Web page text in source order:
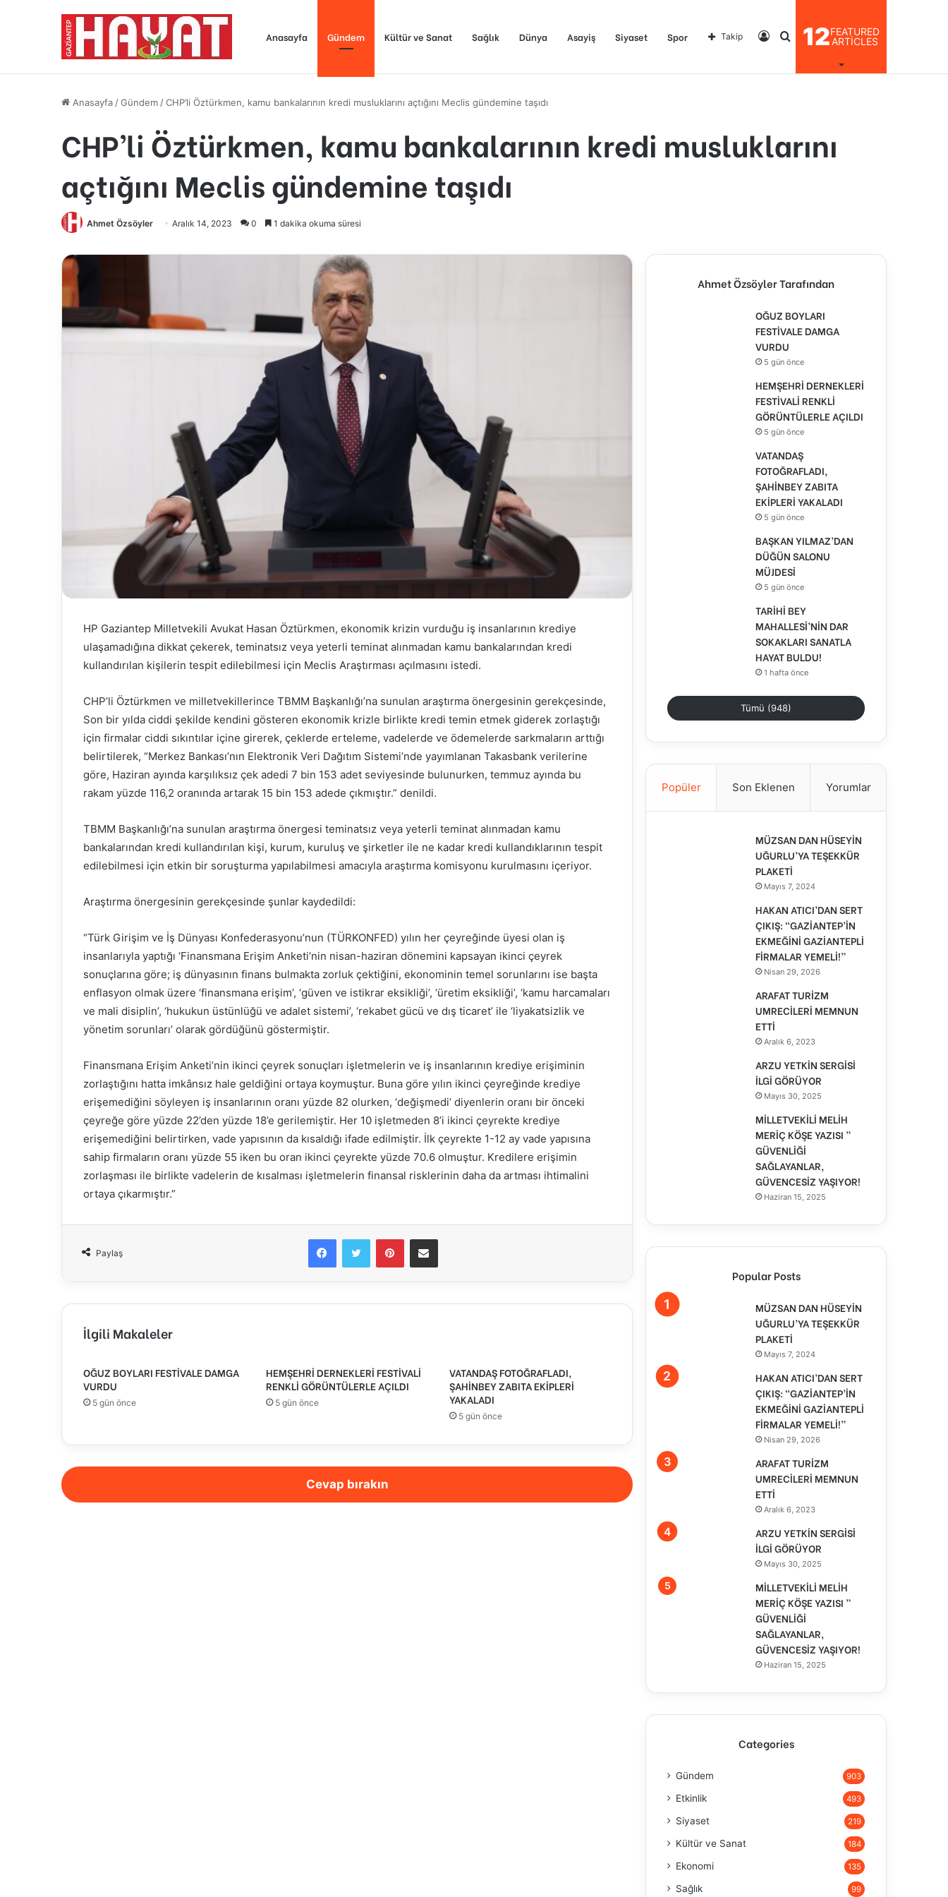
Anasayfa Gündem Kültür ve Sanat Sağlık Dünya Asayiş Siyaset Spor 12FEATURED
ARTICLES
Arama
Kayıt
Takip
Anasayfa /Gündem /CHP’li Öztürkmen, kamu bankalarının kredi musluklarını açtığını Meclis gündemine taşıdı
CHP’li Öztürkmen, kamu bankalarının kredi musluklarını
açtığını Meclis gündemine taşıdı
Ahmet Özsöyler Aralık 14, 2023 0 1 dakika okuma süresi
HP Gaziantep Milletvekili Avukat Hasan Öztürkmen, ekonomik krizin vurduğu iş insanlarının krediye
ulaşamadığına dikkat çekerek, teminatsız veya yeterli teminat alınmadan kamu bankalarından kredi
kullandırılan kişilerin tespit edilebilmesi için Meclis Araştırması açılmasını istedi.
CHP’li Öztürkmen ve milletvekillerince TBMM Başkanlığı’na sunulan araştırma önergesinin gerekçesinde,
Son bir yılda ciddi şekilde kendini gösteren ekonomik krizle birlikte kredi temin etmek giderek zorlaştığı
için firmalar ciddi sıkıntılar içine girerek, çeklerde erteleme, vadelerde ve ödemelerde sarkmaların arttığı
belirtilerek, “Merkez Bankası’nın Elektronik Veri Dağıtım Sistemi’nde yayımlanan Takasbank verilerine
göre, Haziran ayında karşılıksız çek adedi 7 bin 153 adet seviyesinde bulunurken, temmuz ayında bu
rakam yüzde 116,2 oranında artarak 15 bin 153 adede çıkmıştır.” denildi.
TBMM Başkanlığı’na sunulan araştırma önergesi teminatsız veya yeterli teminat alınmadan kamu
bankalarından kredi kullandırılan kişi, kurum, kuruluş ve şirketler ile ne kadar kredi kullandıklarının tespit
edilebilmesi için etkin bir soruşturma yapılabilmesi amacıyla araştırma komisyonu kurulmasını içeriyor.
Araştırma önergesinin gerekçesinde şunlar kaydedildi:
“Türk Girişim ve İş Dünyası Konfederasyonu’nun (TÜRKONFED) yılın her çeyreğinde üyesi olan iş
insanlarıyla yaptığı ‘Finansmana Erişim Anketi’nin nisan-haziran dönemini kapsayan ikinci çeyrek
sonuçlarına göre; iş dünyasının finans bulmakta zorluk çektiğini, ekonominin temel sorunlarını ise başta
enflasyon olmak üzere ‘finansmana erişim’, ‘güven ve istikrar eksikliği’, ‘üretim eksikliği’, ‘kamu harcamaları
ve mali disiplin’, ‘hukukun üstünlüğü ve adalet sistemi’, ‘rekabet gücü ve dış ticaret’ ile ‘liyakatsizlik ve
yönetim sorunları’ olarak gördüğünü göstermiştir.
Finansmana Erişim Anketi’nin ikinci çeyrek sonuçları işletmelerin ve iş insanlarının krediye erişiminin
zorlaştığını hatta imkânsız hale geldiğini ortaya koymuştur. Buna göre yılın ikinci çeyreğinde krediye
erişemediğini söyleyen iş insanlarının oranı yüzde 82 olurken, ‘değişmedi’ diyenlerin oranı bir önceki
çeyreğe göre yüzde 22’den yüzde 18’e gerilemiştir. Her 10 işletmeden 8’i ikinci çeyrekte krediye
erişemediğini belirtirken, vade yapısının da kısaldığı ifade edilmiştir. İlk çeyrekte 1-12 ay vade yapısına
sahip firmaların oranı yüzde 55 iken bu oran ikinci çeyrekte yüzde 70.6 olmuştur. Kredilere erişimin
zorlaşması ile birlikte vadelerin de kısalması işletmelerin finansal risklerinin daha da artması ihtimalini
ortaya çıkarmıştır.”
Paylaş
FacebookTwitter PinterestE-Posta ile paylaş
İlgili Makaleler
OĞUZ BOYLARI FESTİVALE DAMGA
VURDU
5 gün önce
HEMŞEHRİ DERNEKLERİ FESTİVALİ
RENKLİ GÖRÜNTÜLERLE AÇILDI
5 gün önce
VATANDAŞ FOTOĞRAFLADI,
ŞAHİNBEY ZABITA EKİPLERİ
YAKALADI
5 gün önce
Cevap bırakın
Ahmet Özsöyler Tarafından
OĞUZ BOYLARI
FESTİVALE DAMGA
VURDU
5 gün önce
HEMŞEHRİ DERNEKLERİ
FESTİVALİ RENKLİ
GÖRÜNTÜLERLE AÇILDI
5 gün önce
VATANDAŞ
FOTOĞRAFLADI,
ŞAHİNBEY ZABITA
EKİPLERİ YAKALADI
5 gün önce
BAŞKAN YILMAZ’DAN
DÜĞÜN SALONU
MÜJDESİ
5 gün önce
TARİHİ BEY
MAHALLESİ’NİN DAR
SOKAKLARI SANATLA
HAYAT BULDU!
1 hafta önce
Tümü (948)
Popüler Son Eklenen Yorumlar
MÜZSAN DAN HÜSEYİN
UĞURLU’YA TEŞEKKÜR
PLAKETİ
Mayıs 7, 2024
HAKAN ATICI’DAN SERT
ÇIKIŞ: “GAZİANTEP’İN
EKMEĞİNİ GAZİANTEPLİ
FİRMALAR YEMELİ!”
Nisan 29, 2026
ARAFAT TURİZM
UMRECİLERİ MEMNUN
ETTİ
Aralık 6, 2023
ARZU YETKİN SERGİSİ
İLGİ GÖRÜYOR
Mayıs 30, 2025
MİLLETVEKİLİ MELİH
MERİÇ KÖŞE YAZISI ”
GÜVENLİĞİ
SAĞLAYANLAR,
GÜVENCESİZ YAŞIYOR!
Haziran 15, 2025
Popular Posts
MÜZSAN DAN HÜSEYİN
UĞURLU’YA TEŞEKKÜR
PLAKETİ
Mayıs 7, 2024
HAKAN ATICI’DAN SERT
ÇIKIŞ: “GAZİANTEP’İN
EKMEĞİNİ GAZİANTEPLİ
FİRMALAR YEMELİ!”
Nisan 29, 2026
ARAFAT TURİZM
UMRECİLERİ MEMNUN
ETTİ
Aralık 6, 2023
ARZU YETKİN SERGİSİ
İLGİ GÖRÜYOR
Mayıs 30, 2025
MİLLETVEKİLİ MELİH
MERİÇ KÖŞE YAZISI ”
GÜVENLİĞİ
SAĞLAYANLAR,
GÜVENCESİZ YAŞIYOR!
Haziran 15, 2025
Categories
Gündem 903
Etkinlik 493
Siyaset 219
Kültür ve Sanat 184
Ekonomi 135
Sağlık 99